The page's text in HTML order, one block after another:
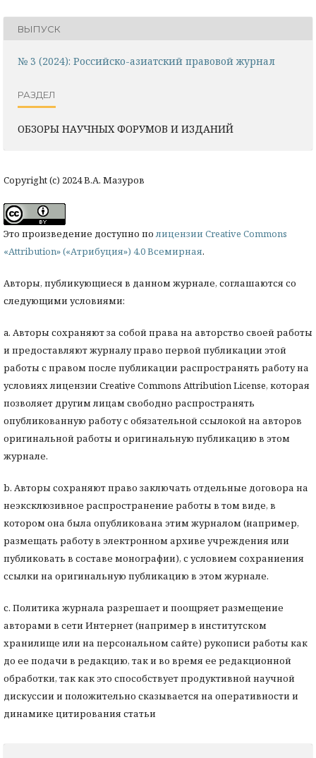
ВЫПУСК
№ 3 (2024): Российско-азиатский правовой журнал
РАЗДЕЛ
ОБЗОРЫ НАУЧНЫХ ФОРУМОВ И ИЗДАНИЙ
Copyright (c) 2024 В.А. Мазуров
Это произведение доступно полицензии Creative Commons
«Attribution» («Атрибуция») 4.0 Всемирная.
Авторы, публикующиеся в данном журнале, соглашаются со
следующими условиями:
a. Авторы сохраняют за собой права на авторство своей работы
и предоставляют журналу право первой публикации этой
работы с правом после публикации распространять работу на
условиях лицензии Creative Commons Attribution License, которая
позволяет другим лицам свободно распространять
опубликованную работу с обязательной ссылокой на авторов
оригинальной работы и оригинальную публикацию в этом
журнале.
b. Авторы сохраняют право заключать отдельные договора на
неэксклюзивное распространение работы в том виде, в
котором она была опубликована этим журналом (например,
размещать работу в электронном архиве учреждения или
публиковать в составе монографии), с условием сохраниения
ссылки на оригинальную публикацию в этом журнале.
с. Политика журнала разрешает и поощряет размещение
авторами в сети Интернет (например в институтском
хранилище или на персональном сайте) рукописи работы как
до ее подачи в редакцию, так и во время ее редакционной
обработки, так как это способствует продуктивной научной
дискуссии и положительно сказывается на оперативности и
динамике цитирования статьи